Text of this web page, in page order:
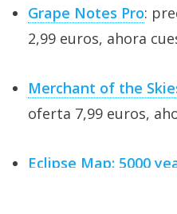
Grape Notes Pro:
2,99 euros, ahora
Merchant of the
oferta 7,99 euros,
Eclipse Map: 5000